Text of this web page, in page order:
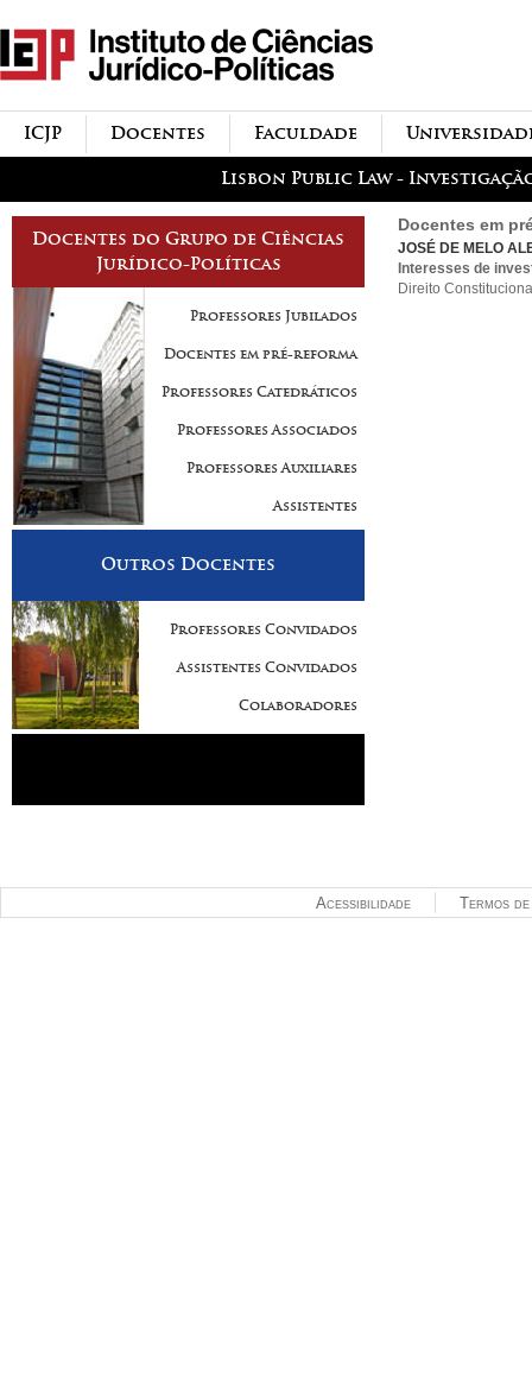
principal
icjp
menu-institucional Faculdade
Docentes
ICJP
Lisbon Public Law -
Docentes do Grupo de Ciências
Jurídico-Políticas
Professores Jubilados
Docentes em pré-reforma
Professores Catedráticos
Professores Associados
Professores Auxiliares
Assistentes
Outros Docentes
Professores Convidados
Assistentes Convidados
Colaboradores
Docentes em
JOSÉ DE MELO
Interesses de
Direito
Termos
Acessibilidade